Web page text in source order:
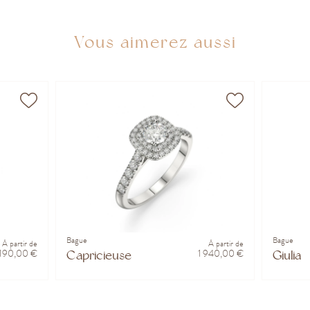
Vous aimerez aussi
À partir de
€
Bague
Capricieuse
À partir de
1 940,00 €
Bague
Giulia